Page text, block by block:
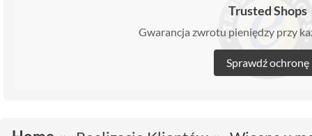
Trusted Shops
Gwarancja zwrotu pieniędzy przy
Sprawdź ochronę